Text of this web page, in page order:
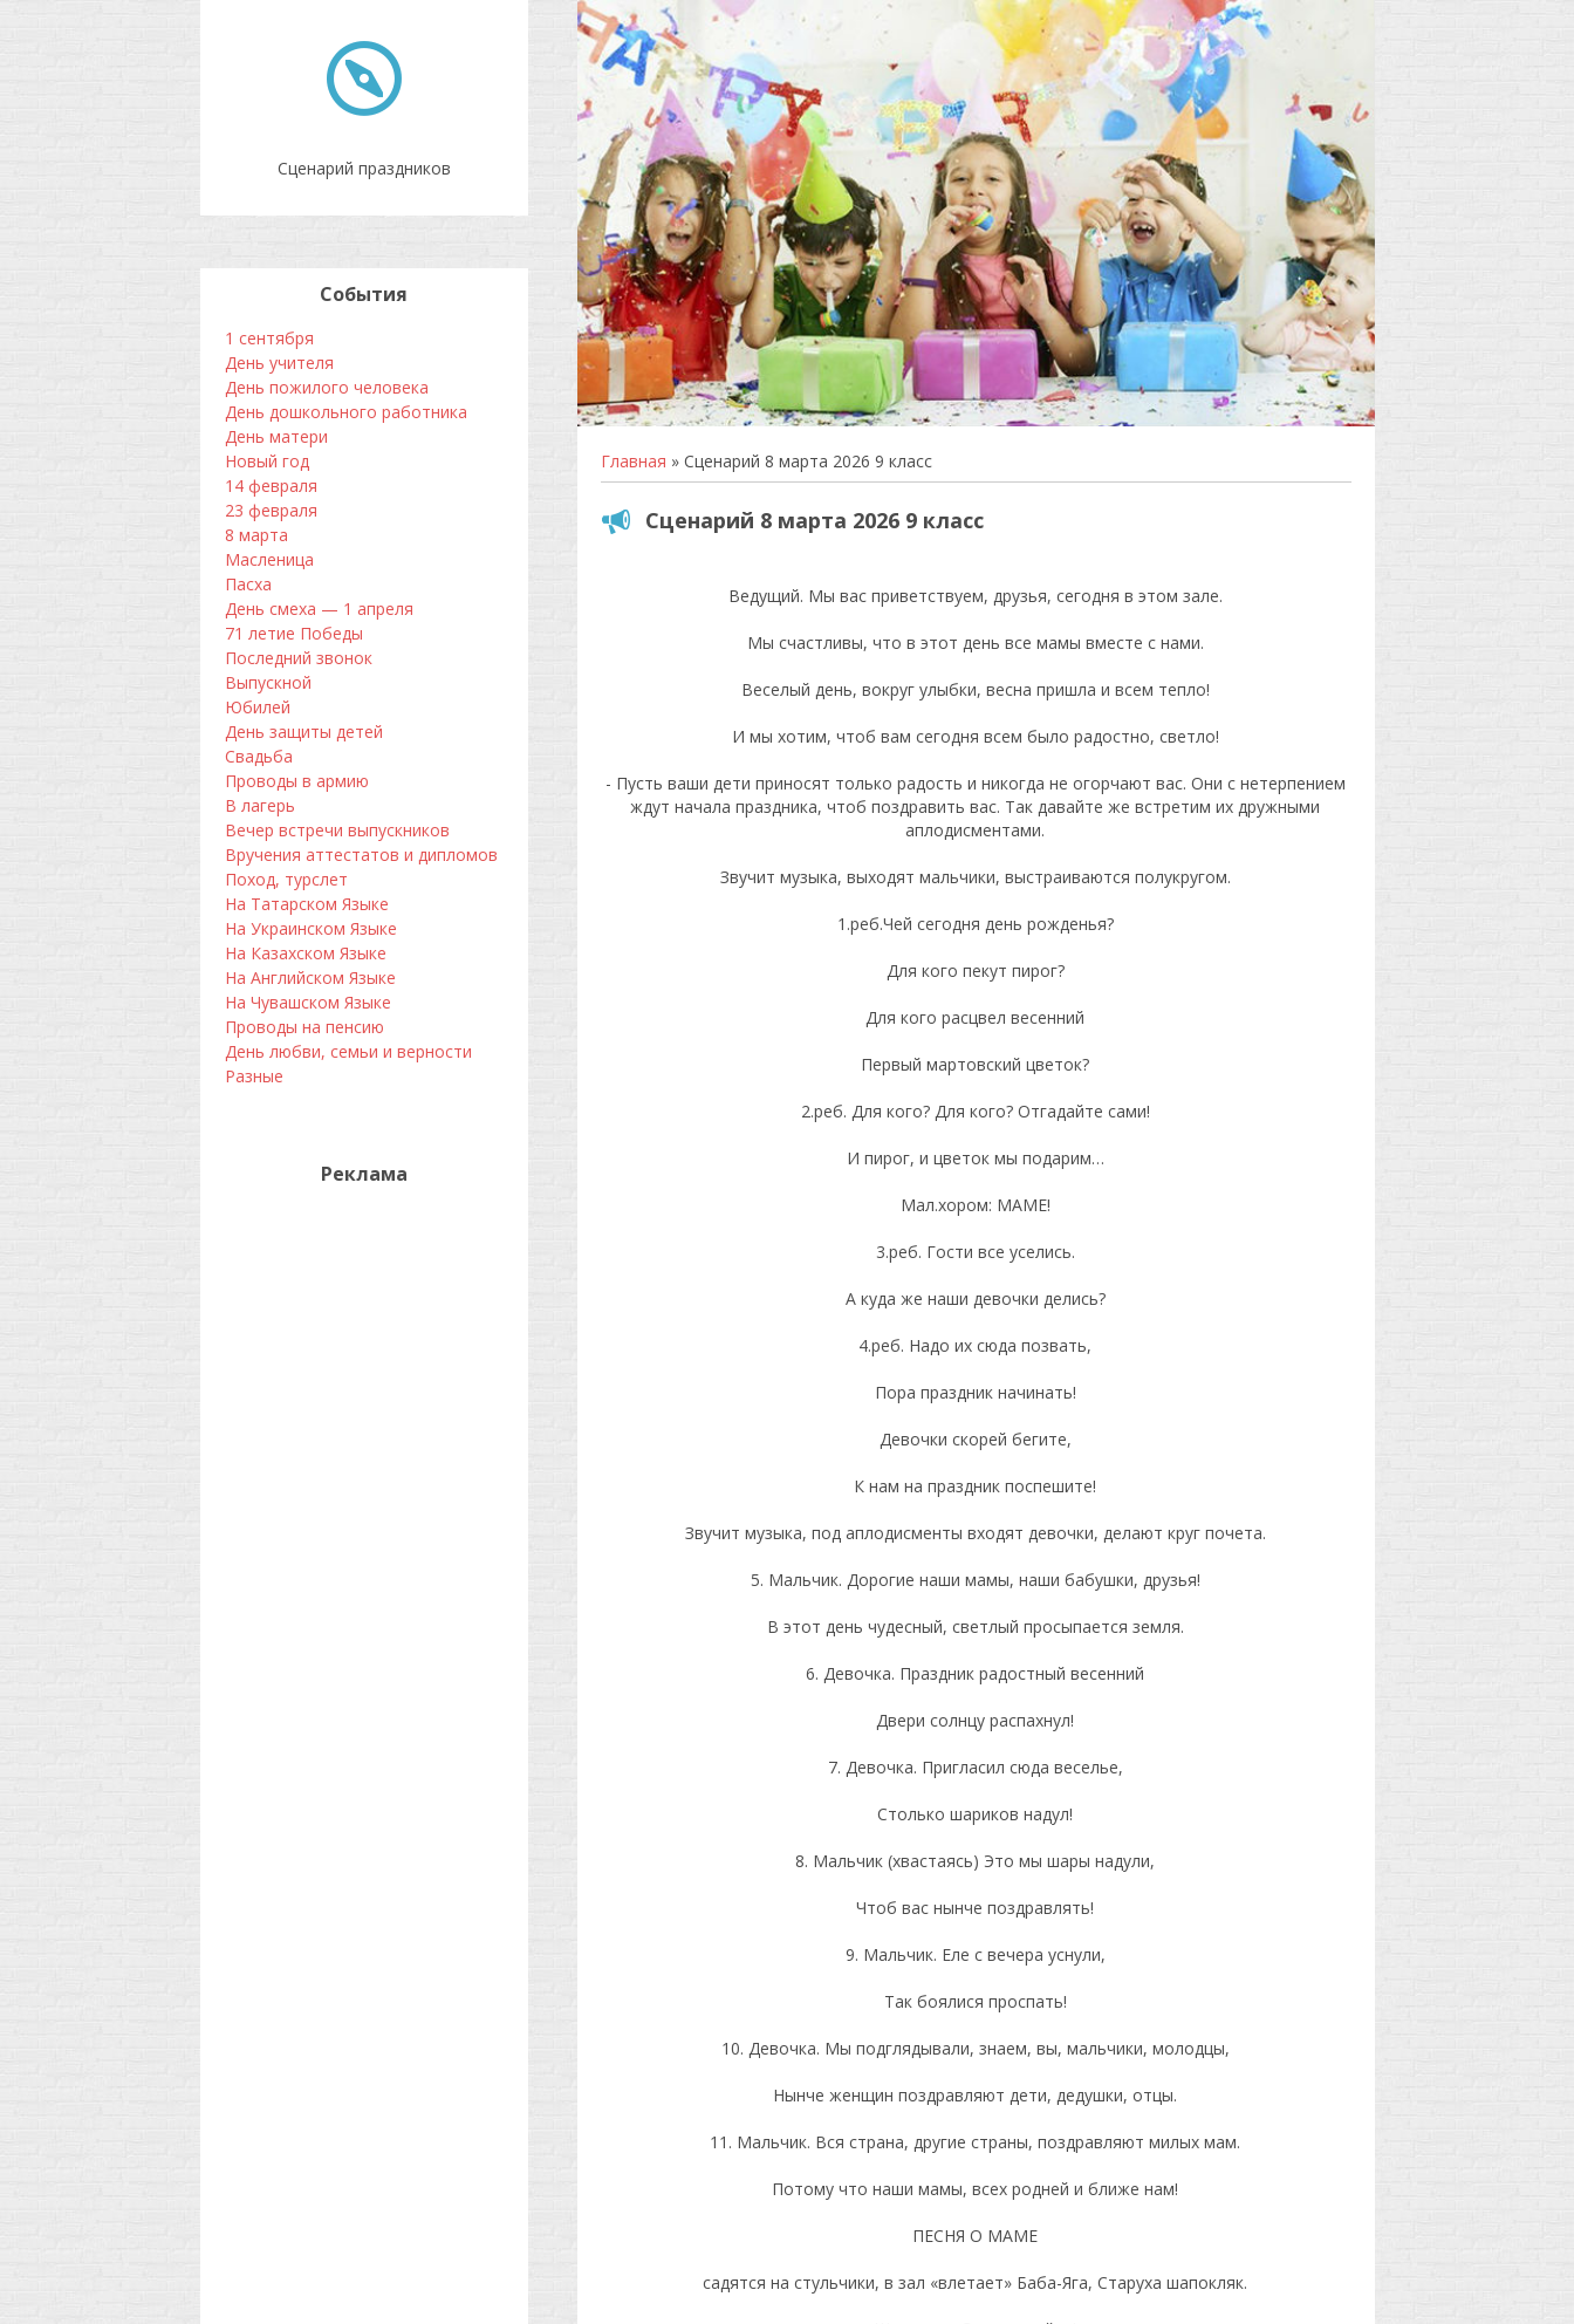
Сценарий праздников
Главная » Сценарий 8 марта 2026 9 класс
Сценарий 8 марта 2026 9 класс
Ведущий. Мы вас приветствуем, друзья, сегодня в этом зале.
Мы счастливы, что в этот день все мамы вместе с нами.
Веселый день, вокруг улыбки, весна пришла и всем тепло!
И мы хотим, чтоб вам сегодня всем было радостно, светло!
- Пусть ваши дети приносят только радость и никогда не огорчают вас. Они с нетерпением
ждут начала праздника, чтоб поздравить вас. Так давайте же встретим их дружными
аплодисментами.
Звучит музыка, выходят мальчики, выстраиваются полукругом.
1.реб.Чей сегодня день рожденья?
Для кого пекут пирог?
Для кого расцвел весенний
Первый мартовский цветок?
2.реб. Для кого? Для кого? Отгадайте сами!
И пирог, и цветок мы подарим…
Мал.хором: МАМЕ!
3.реб. Гости все уселись.
А куда же наши девочки делись?
4.реб. Надо их сюда позвать,
Пора праздник начинать!
Девочки скорей бегите,
К нам на праздник поспешите!
Звучит музыка, под аплодисменты входят девочки, делают круг почета.
5. Мальчик. Дорогие наши мамы, наши бабушки, друзья!
В этот день чудесный, светлый просыпается земля.
6. Девочка. Праздник радостный весенний
Двери солнцу распахнул!
7. Девочка. Пригласил сюда веселье,
Столько шариков надул!
8. Мальчик (хвастаясь) Это мы шары надули,
Чтоб вас нынче поздравлять!
9. Мальчик. Еле с вечера уснули,
Так боялися проспать!
10. Девочка. Мы подглядывали, знаем, вы, мальчики, молодцы,
Нынче женщин поздравляют дети, дедушки, отцы.
11. Мальчик. Вся страна, другие страны, поздравляют милых мам.
Потому что наши мамы, всех родней и ближе нам!
ПЕСНЯ О МАМЕ
садятся на стульчики, в зал «влетает» Баба-Яга, Старуха шапокляк.
События
1 сентября
День учителя
День пожилого человека
День дошкольного работника
День матери
Новый год
14 февраля
23 февраля
8 марта
Масленица
Пасха
День смеха — 1 апреля
71 летие Победы
Последний звонок
Выпускной
Юбилей
День защиты детей
Свадьба
Проводы в армию
В лагерь
Вечер встречи выпускников
Вручения аттестатов и дипломов
Поход, турслет
На Татарском Языке
На Украинском Языке
На Казахском Языке
На Английском Языке
На Чувашском Языке
Проводы на пенсию
День любви, семьи и верности
Разные
Реклама